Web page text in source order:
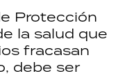
Protección
la salud que
fracasan
debe ser